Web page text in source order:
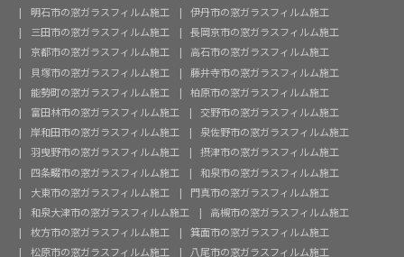
明石市の窓ガラスフィルム施工
伊丹市の窓ガラスフィルム施工
三田市の窓ガラスフィルム施工
長岡京市の窓ガラスフィルム施工
京都市の窓ガラスフィルム施工
高石市の窓ガラスフィルム施工
貝塚市の窓ガラスフィルム施工
藤井寺市の窓ガラスフィルム施工
能勢町の窓ガラスフィルム施工
柏原市の窓ガラスフィルム施工
富田林市の窓ガラスフィルム施工
交野市の窓ガラスフィルム施工
岸和田市の窓ガラスフィルム施工
泉佐野市の窓ガラスフィルム施工
羽曳野市の窓ガラスフィルム施工
摂津市の窓ガラスフィルム施工
四条畷市の窓ガラスフィルム施工
和泉市の窓ガラスフィルム施工
大東市の窓ガラスフィルム施工
門真市の窓ガラスフィルム施工
和泉大津市の窓ガラスフィルム施工
高槻市の窓ガラスフィルム施工
枚方市の窓ガラスフィルム施工
箕面市の窓ガラスフィルム施工
松原市の窓ガラスフィルム施工
八尾市の窓ガラスフィルム施工